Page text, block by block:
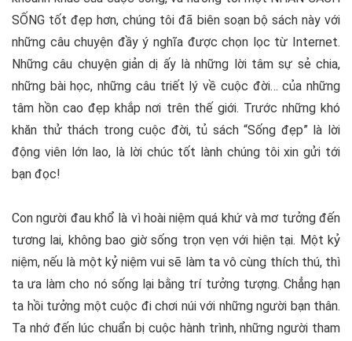
SỐNG tốt đẹp hơn, chúng tôi đã biên soạn bộ sách này với
những câu chuyện đầy ý nghĩa được chọn lọc từ Internet.
Những câu chuyện giản dị ấy là những lời tâm sự sẻ chia,
những bài học, những câu triết lý về cuộc đời… của những
tâm hồn cao đẹp khắp nơi trên thế giới. Trước những khó
khăn thử thách trong cuộc đời, tủ sách “Sống đẹp” là lời
động viên lớn lao, là lời chúc tốt lành chúng tôi xin gửi tới
bạn đọc!
Con người đau khổ là vì hoài niệm quá khứ và mơ tưởng đến
tương lai, không bao giờ sống trọn vẹn với hiện tại. Một kỷ
niệm, nếu là một kỷ niệm vui sẽ làm ta vô cùng thích thú, thì
ta ưa làm cho nó sống lại bằng trí tưởng tượng. Chẳng hạn
ta hồi tưởng một cuộc đi chơi núi với những người bạn thân.
Ta nhớ đến lúc chuẩn bị cuộc hành trình, những người tham